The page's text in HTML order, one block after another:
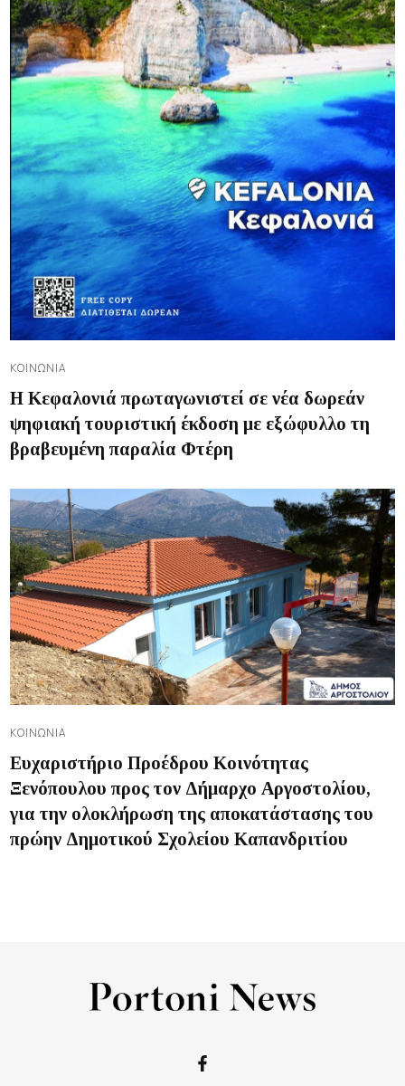
ΚΟΙΝΩΝΊΑ
Η Κεφαλονιά πρωταγωνιστεί σε νέα δωρεάν
ψηφιακή τουριστική έκδοση με εξώφυλλο τη
βραβευμένη παραλία Φτέρη
ΚΟΙΝΩΝΊΑ
Ευχαριστήριο Προέδρου Κοινότητας
Ξενόπουλου προς τον Δήμαρχο Αργοστολίου,
για την ολοκλήρωση της αποκατάστασης του
πρώην Δημοτικού Σχολείου Καπανδριτίου